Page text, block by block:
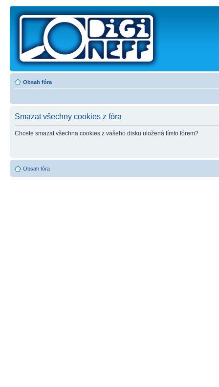
Obsah fóra
Smazat všechny cookies z fóra
Chcete smazat všechna cookies z vašeho disku uložená tímto fórem?
Obsah fóra